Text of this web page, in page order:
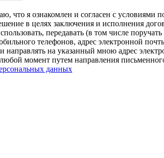
что я ознакомлен и согласен с условиями
в целях заключения и исполнения
передавать (в том числе
телефонов, адрес электронной
направлять на указанный мною адрес
момент путем направления
данных